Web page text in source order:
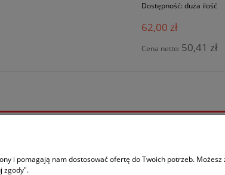
Dostępność: duża ilość
62,00 zł
Cena netto: 50,41 zł
Logowanie
i pomagają nam dostosować ofertę do Twoich potrzeb.
zgody".